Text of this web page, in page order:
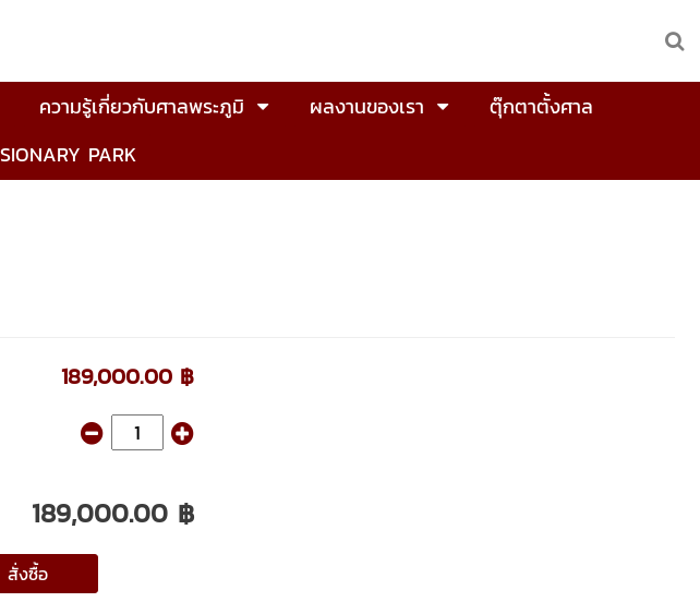
ความรู้เกี่ยวกับศาลพระภูมิ ผลงานของเรา
ตุ๊กตาตั้งศาล
PARK
189,000.00 ฿
189,000.00 ฿
สั่งซื้อ